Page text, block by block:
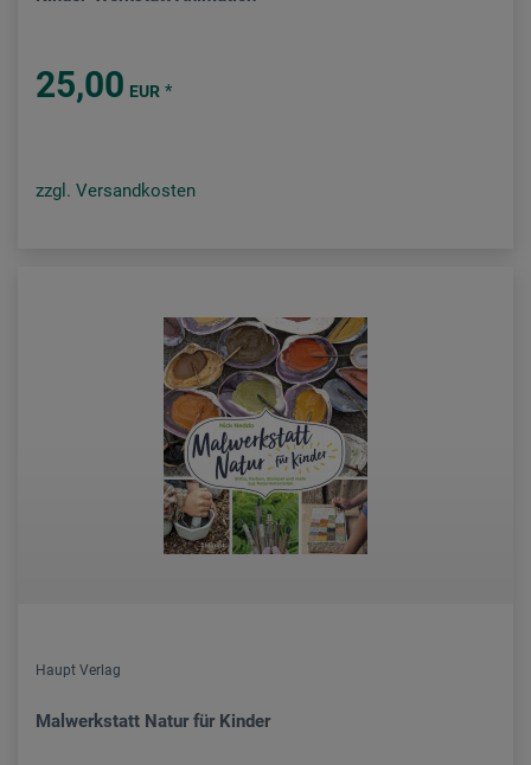
25,00 EUR *
zzgl. Versandkosten
Haupt Verlag
Malwerkstatt Natur für Kinder